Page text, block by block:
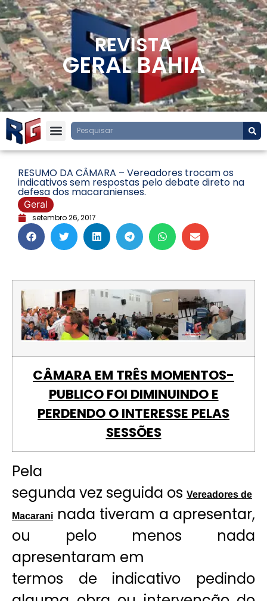
REVISTA
GERAL BAHIA
RESUMO DA CÂMARA – Vereadores trocam os
indicativos sem respostas pelo debate direto na
defesa dos macaranienses.
Geral
setembro 26, 2017
CÂMARA EM TRÊS MOMENTOS-
PUBLICO FOI DIMINUINDO E
PERDENDO O INTERESSE PELAS
SESSÕES
Pela
segunda vez seguida os Vereadores de
Macarani nada tiveram a apresentar,
ou pelo menos nada
apresentaram em
termos de indicativo pedindo